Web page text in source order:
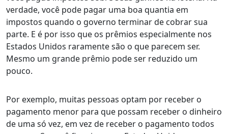
verdade, você pode pagar uma boa quantia em
impostos quando o governo terminar de cobrar sua
parte. E é por isso que os prêmios especialmente nos
Estados Unidos raramente são o que parecem ser.
Mesmo um grande prêmio pode ser reduzido um
pouco.
Por exemplo, muitas pessoas optam por receber o
pagamento menor para que possam receber o dinheiro
de uma só vez, em vez de receber o pagamento todos